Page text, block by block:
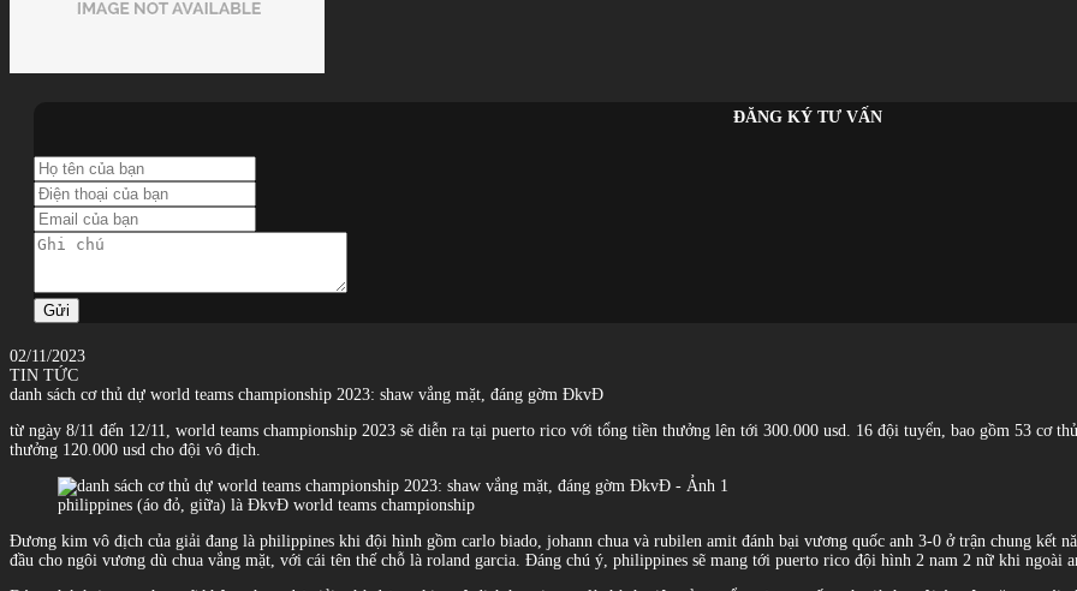
ĐĂNG KÝ TƯ VẤN
Gửi
02/11/2023
TIN TỨC
danh sách cơ thủ dự world teams championship 2023: shaw vắng mặt, đáng gờm ĐkvĐ
từ ngày 8/11 đến 12/11, world teams championship 2023 sẽ diễn ra tại puerto rico với tổng tiền thưởng lên tới 300.000 usd. 16 đội tuyển, bao gồm 53 cơ
thưởng 120.000 usd cho đội vô địch.
philippines (áo đỏ, giữa) là ĐkvĐ world teams championship
Đương kim vô địch của giải đang là philippines khi đội hình gồm carlo biado, johann chua và rubilen amit đánh bại vương quốc anh 3-0 ở trận chung kết
đầu cho ngôi vương dù chua vắng mặt, với cái tên thế chỗ là roland garcia. Đáng chú ý, philippines sẽ mang tới puerto rico đội hình 2 nam 2 nữ khi ngoài